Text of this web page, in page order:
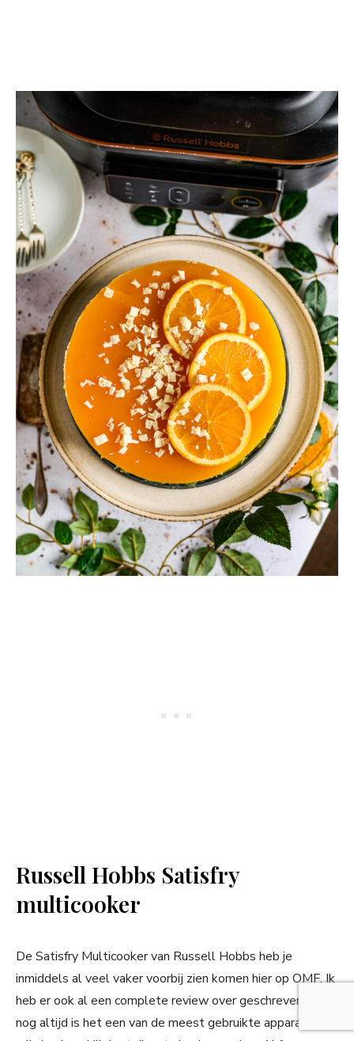
Russell Hobbs Satisfry
multicooker
De Satisfry Multicooker van Russell Hobbs heb je
inmiddels al veel vaker voorbij zien komen hier op OMF. Ik
heb er ook al een complete review over geschreven en
nog altijd is het een van de meest gebruikte apparaten in